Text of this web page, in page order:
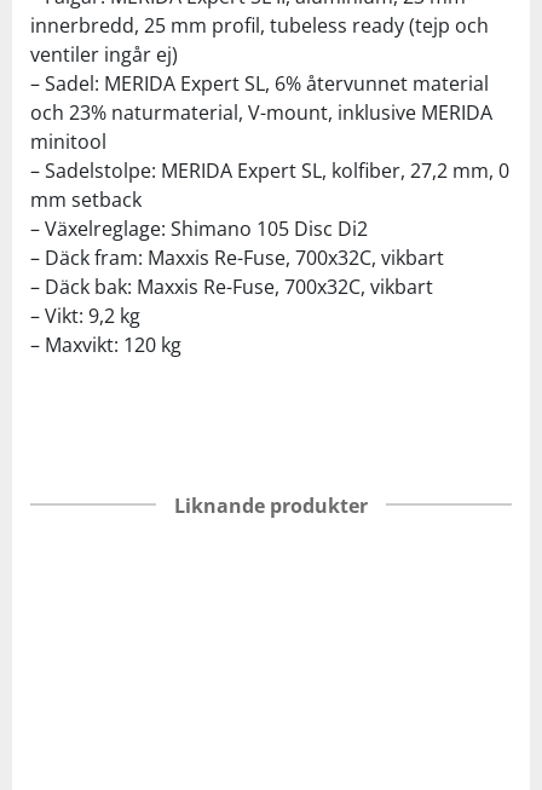
innerbredd, 25 mm profil, tubeless ready (tejp och
ventiler ingår ej)
– Sadel: MERIDA Expert SL, 6% återvunnet material
och 23% naturmaterial, V-mount, inklusive MERIDA
minitool
– Sadelstolpe: MERIDA Expert SL, kolfiber, 27,2 mm, 0
mm setback
– Växelreglage: Shimano 105 Disc Di2
– Däck fram: Maxxis Re-Fuse, 700x32C, vikbart
– Däck bak: Maxxis Re-Fuse, 700x32C, vikbart
– Vikt: 9,2 kg
– Maxvikt: 120 kg
Liknande produkter